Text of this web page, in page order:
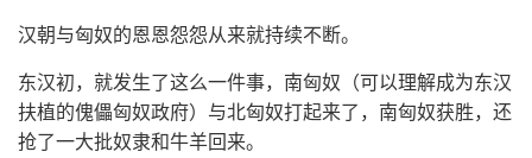
汉朝与匈奴的恩恩怨怨从来就持续不断。
东汉初，就发生了这么一件事，南匈奴（可以理解成为东汉
扶植的傀儡匈奴政府）与北匈奴打起来了，南匈奴获胜，还
抢了一大批奴隶和牛羊回来。